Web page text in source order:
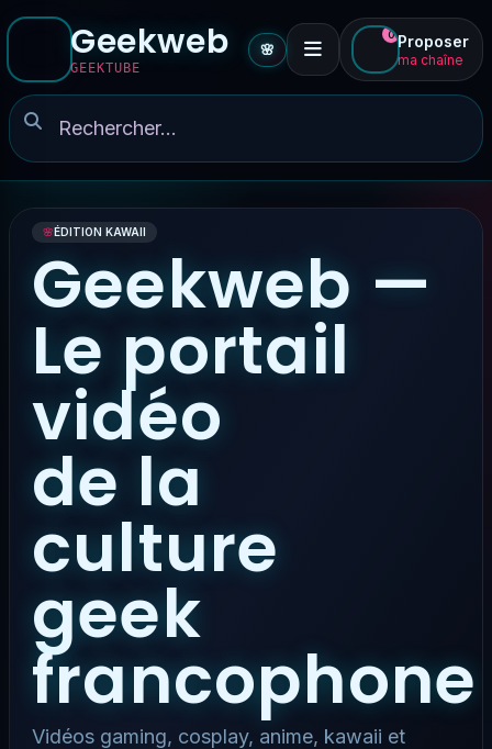
Geekweb
GEEKTUBE
🌸
0 Proposer
ma chaîne
🌸ÉDITION KAWAII
Geekweb —
Le portail
vidéo
de la
culture
geek
francophone
Vidéos gaming, cosplay, anime, kawaii et